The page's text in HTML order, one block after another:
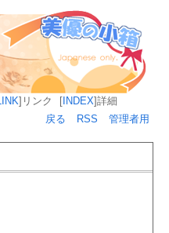
] リンク [ INDEX]詳細
戻る
RSS 管理者用